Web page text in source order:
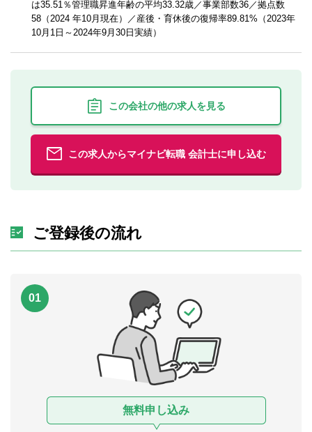
は35.51％管理職昇進年齢の平均33.32歳／事業部数36／拠点数
58（2024 年10月現在）／産後・育休後の復帰率89.81%（2023年
10月1日～2024年9月30日実績）
この会社の他の求人を見る
この求人からマイナビ転職 会計士に申し込む
ご登録後の流れ
01
無料申し込み